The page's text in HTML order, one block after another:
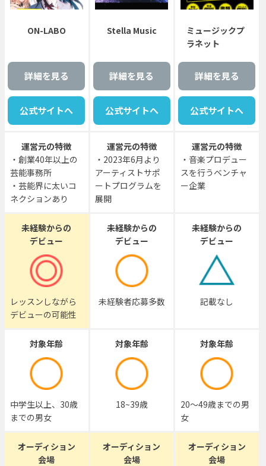
ON-LABO Stella Music
ミュージックプ
ラネット
詳細を見る
公式サイトへ
詳細を見る
公式サイトへ
詳細を見る
公式サイトへ
運営元の特徴
・創業40年以上の
芸能事務所
・芸能界に太いコ
ネクションあり
運営元の特徴
・2023年6月より
アーティストサポ
ートプログラムを
展開
運営元の特徴
・音楽プロデュー
スを行うベンチャ
ー企業
未経験からの
デビュー
レッスンしながら
デビューの可能性
未経験からの
デビュー
未経験者応募多数
未経験からの
デビュー
記載なし
対象年齢
中学生以上、30歳
までの男女
対象年齢
18~39歳
対象年齢
20～49歳までの男
女
オーディション
会場
オーディション
会場
オーディション
会場